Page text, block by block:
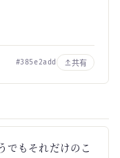
#385e2add 共有
でもそれだけのこ